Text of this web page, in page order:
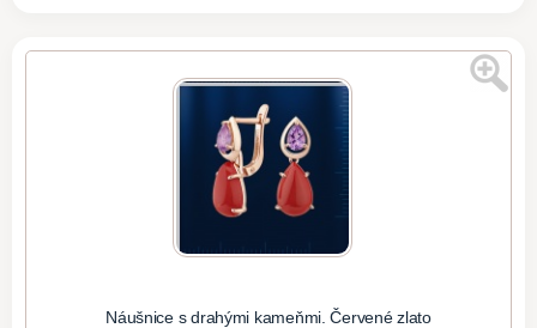
Náušnice s drahými kameňmi. Červené zlato